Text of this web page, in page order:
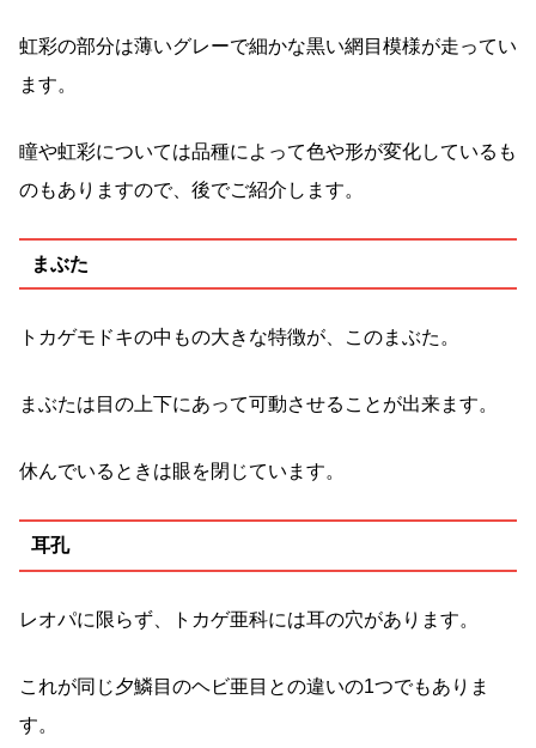
虹彩の部分は薄いグレーで細かな黒い網目模様が走ってい
ます。
瞳や虹彩については品種によって色や形が変化しているも
のもありますので、後でご紹介します。
まぶた
トカゲモドキの中もの大きな特徴が、このまぶた。
まぶたは目の上下にあって可動させることが出来ます。
休んでいるときは眼を閉じています。
耳孔
レオパに限らず、トカゲ亜科には耳の穴があります。
これが同じ夕鱗目のヘビ亜目との違いの1つでもありま
す。